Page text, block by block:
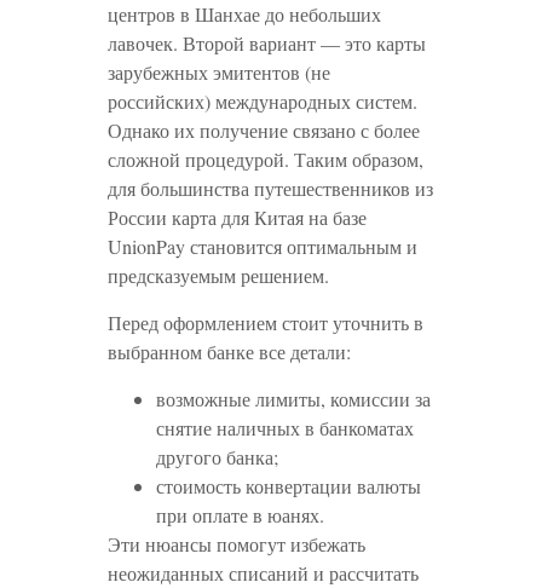
центров в Шанхае до небольших
лавочек. Второй вариант — это карты
зарубежных эмитентов (не
российских) международных систем.
Однако их получение связано с более
сложной процедурой. Таким образом,
для большинства путешественников из
России карта для Китая на базе
UnionPay становится оптимальным и
предсказуемым решением.
Перед оформлением стоит уточнить в
выбранном банке все детали:
возможные лимиты, комиссии за
снятие наличных в банкоматах
другого банка;
стоимость конвертации валюты
при оплате в юанях.
Эти нюансы помогут избежать
неожиданных списаний и рассчитать